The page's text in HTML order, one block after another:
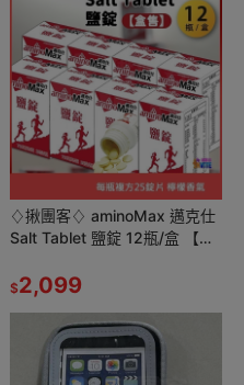
♢揪團客♢ aminoMax 邁克仕
Salt Tablet 鹽錠 12瓶/盒 【盒
流汗
$2,099